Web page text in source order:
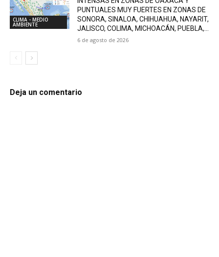
CLIMA - MEDIO
AMBIENTE
PUNTUALES MUY FUERTES EN ZONAS DE
SONORA, SINALOA, CHIHUAHUA, NAYARIT,
JALISCO, COLIMA, MICHOACÁN, PUEBLA,...
6 de agosto de 2026
Deja un comentario